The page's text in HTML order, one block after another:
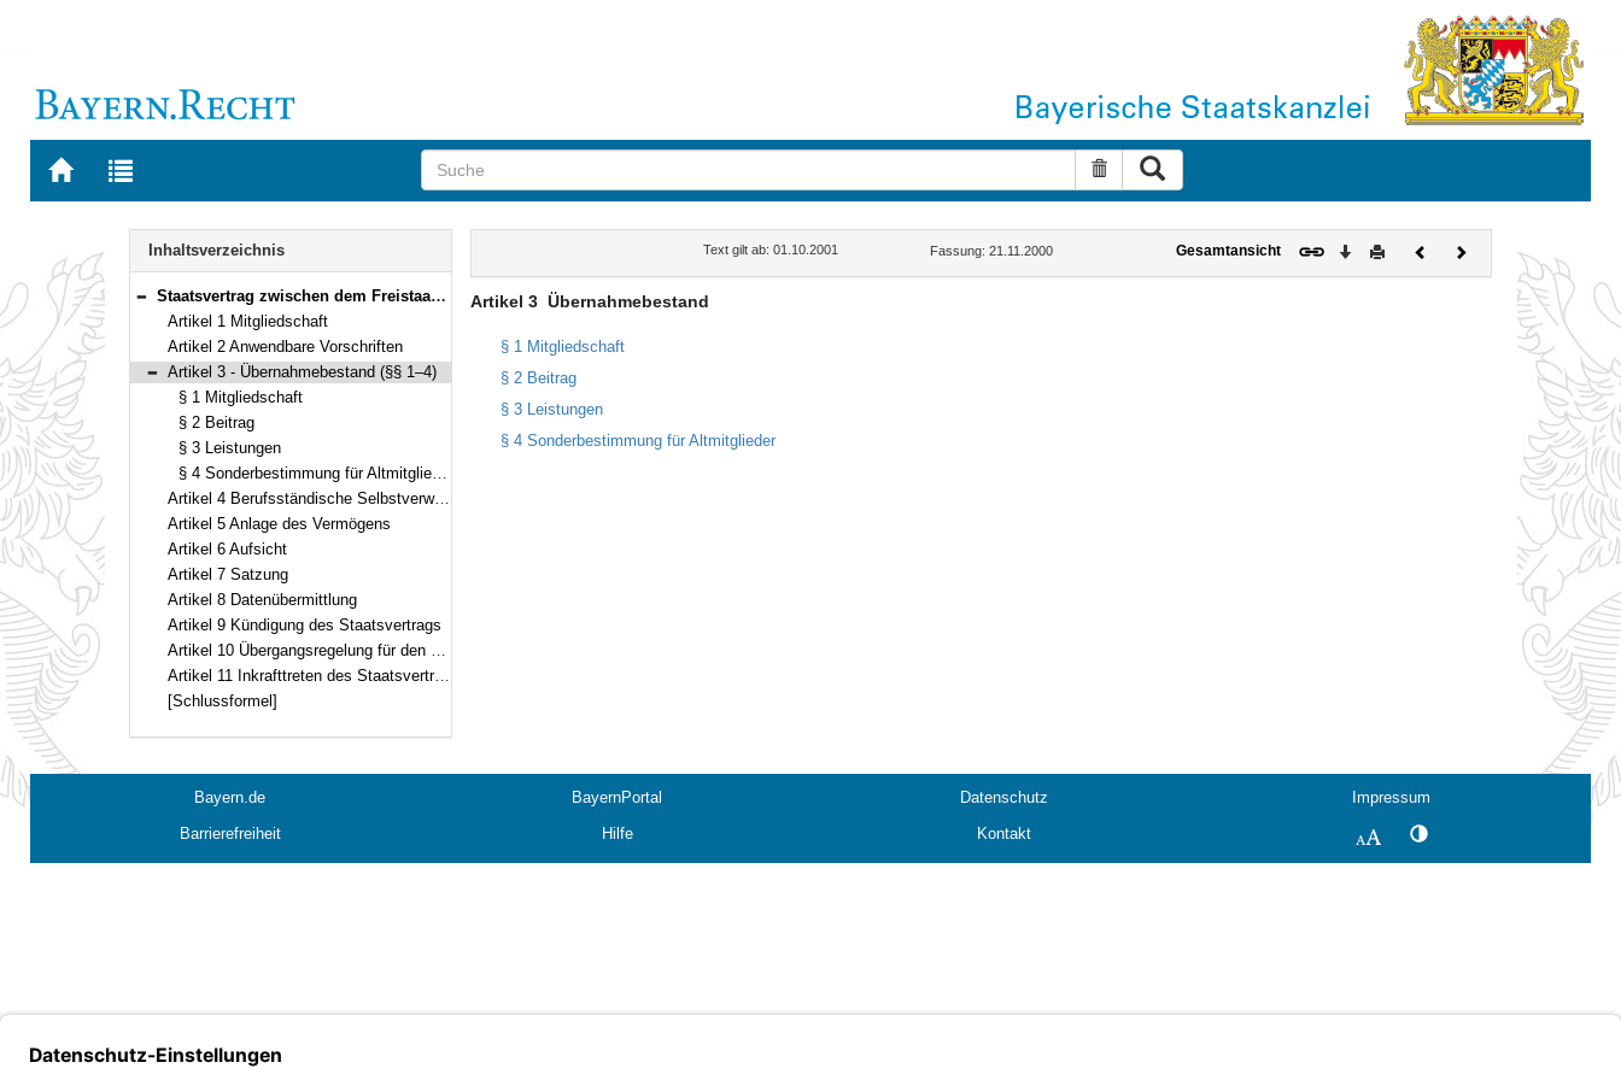
Zur
BAYERN.RECHT
Zur
letzten
Suche zurücksetzen
Navigation
Inhaltsverzeichnis
Bereich reduzieren
Staatsvertrag zwischen dem Freistaat Bayern und dem Land Berlin über die Zugehörigkeit der Mitglieder der Baukammer Berlin zur Bayerischen Ingenieurversorgung-Bau Vom 21. November 2000/8. Januar 2001 (§§ 1–4)
Artikel 1 Mitgliedschaft
Artikel 2 Anwendbare Vorschriften
Bereich reduzieren
Artikel 3 - Übernahmebestand (§§ 1–4)
§ 1 Mitgliedschaft
§ 2 Beitrag
§ 3 Leistungen
§ 4 Sonderbestimmung für Altmitglieder
Artikel 4 Berufsständische Selbstverwaltung
Artikel 5 Anlage des Vermögens
Artikel 6 Aufsicht
Artikel 7 Satzung
Artikel 8 Datenübermittlung
Artikel 9 Kündigung des Staatsvertrags
Artikel 10 Übergangsregelung für den Verwaltungsrat
Artikel 11 Inkrafttreten des Staatsvertrags, Veröffentlichung der anwendbaren Vorschriften
[Schlussformel]
Text gilt ab: 01.10.2001 Fassung: 21.11.2000 Gesamtansicht Download
DruckenVorherigesNächstes
Dokument
Artikel 3 Übernahmebestand
§ 1 Mitgliedschaft
§ 2 Beitrag
§ 3 Leistungen
§ 4 Sonderbestimmung für Altmitglieder
Bayern.de BayernPortal Datenschutz
Impressum
Barrierefreiheit
Hilfe Kontakt SchriftgrößeKontrastwechsel